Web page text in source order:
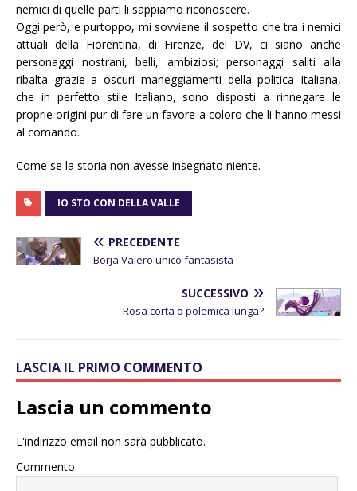
nemici di quelle parti li sappiamo riconoscere.
Oggi però, e purtoppo, mi sovviene il sospetto che tra i nemici
attuali della Fiorentina, di Firenze, dei DV, ci siano anche
personaggi nostrani, belli, ambiziosi; personaggi saliti alla
ribalta grazie a oscuri maneggiamenti della politica Italiana,
che in perfetto stile Italiano, sono disposti a rinnegare le
proprie origini pur di fare un favore a coloro che li hanno messi
al comando.
Come se la storia non avesse insegnato niente.
IO STO CON DELLA VALLE
PRECEDENTE
Borja Valero unico fantasista
SUCCESSIVO
Rosa corta o polemica lunga?
LASCIA IL PRIMO COMMENTO
Lascia un commento
L'indirizzo email non sarà pubblicato.
Commento